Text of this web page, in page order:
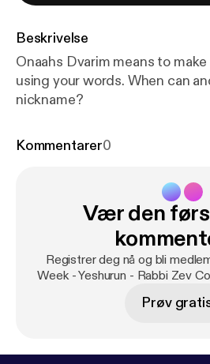
Beskrivelse
Onaahs Dvarim means to
using your words. When can
nickname?
Kommentarer0
Vær den
Registrer deg nå og bli
Week - Yeshurun - Rabbi Zev
Prøv